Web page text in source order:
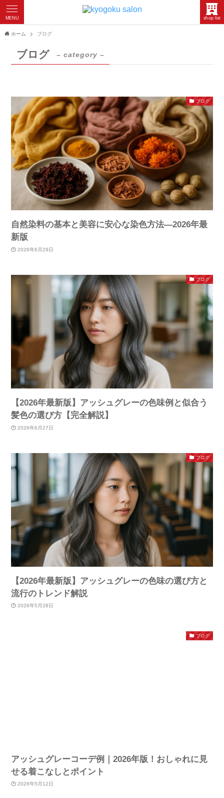
shop list
MENU
ホーム ブログ
ブログ – category –
ブログ
自然染料の基本と美容に安心な染色方法—2026年最
新版
2026年6月29日
ブログ
【2026年最新版】アッシュグレーの色味例と似合う
髪色の選び方【完全解説】
2026年6月27日
ブログ
【2026年最新版】アッシュグレーの色味の選び方と
流行のトレンド解説
2026年5月28日
ブログ
アッシュグレーコーデ例｜2026年版！おしゃれに見
せる着こなしとポイント
2026年5月12日